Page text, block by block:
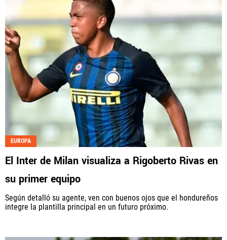
EUROPA
El Inter de Milan visualiza a Rigoberto Rivas en
su primer equipo
Según detalló su agente, ven con buenos ojos que el hondureños
integre la plantilla principal en un futuro próximo.